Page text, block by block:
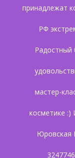
принадлежат
РФ
мастер-
косметике :)
Юровская